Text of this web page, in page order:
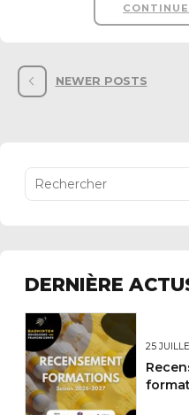
NEWER POSTS
DERNIÈRE
25